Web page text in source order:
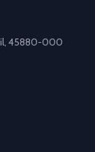
45880-000